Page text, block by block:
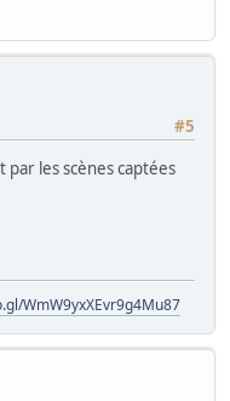
#5
les scènes captées
WmW9yxXEvr9g4Mu87